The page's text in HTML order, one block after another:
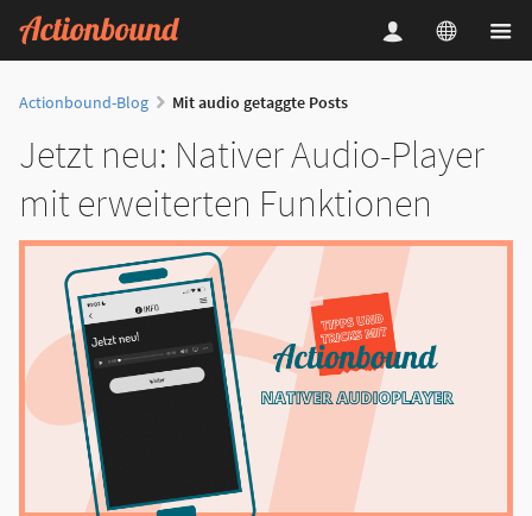
Actionbound-Blog Mit audio getaggte Posts
Jetzt neu: Nativer Audio-Player
mit erweiterten Funktionen